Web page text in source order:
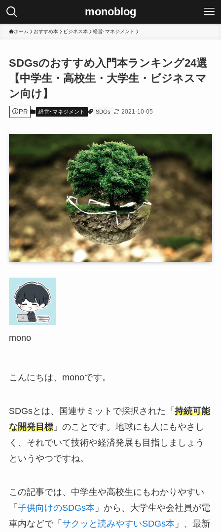
monoblog
ホーム おすすめ本 ビジネス本 経営･マネジメント
SDGsのおすすめ入門本ランキング24選
【中学生・高校生・大学生・ビジネスマ
ン向け】
PR 経営･マネジメント SDGs 2021-10-05
mono
こんにちは、monoです。
SDGsとは、国連サミットで採択された「 持続可能
な開発目標」のことです。地球にも人にもやさし
く、それでいて技術や経済発展も目指しましょう
というやつですね。
この記事では、中学生や高校生にもわかりやすい
「 子供向けのSDGs本 」から、大学生や会社員が電
車内などで「 サクッと読みやすいSDGs本 」、最新